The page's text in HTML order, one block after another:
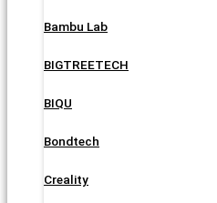
Bambu Lab
BIGTREETECH
BIQU
Bondtech
Creality